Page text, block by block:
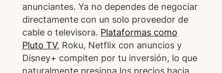
anunciantes. Ya no dependes de negociar
directamente con un solo proveedor de
cable o televisora. Plataformas como
Pluto TV, Roku, Netflix con anuncios y
Disney+ compiten por tu inversión, lo que
naturalmente presiona los precios hacia